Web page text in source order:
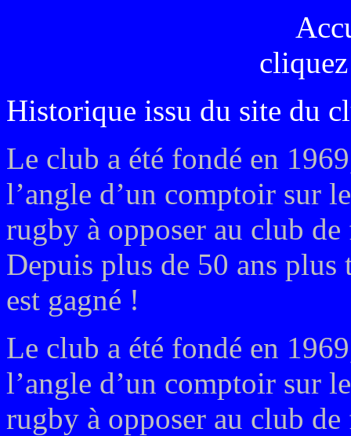
Historique issu du site du
Le club a été fondé en
l’angle d’un comptoir sur
rugby à opposer au club
Depuis plus de 50 ans
est gagné !
Le club a été fondé en
l’angle d’un comptoir sur
rugby à opposer au club